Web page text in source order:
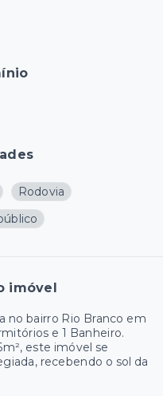
Rodovia
imóvel
no bairro Rio Branco em
e 1 Banheiro.
este imóvel se
recebendo o sol da